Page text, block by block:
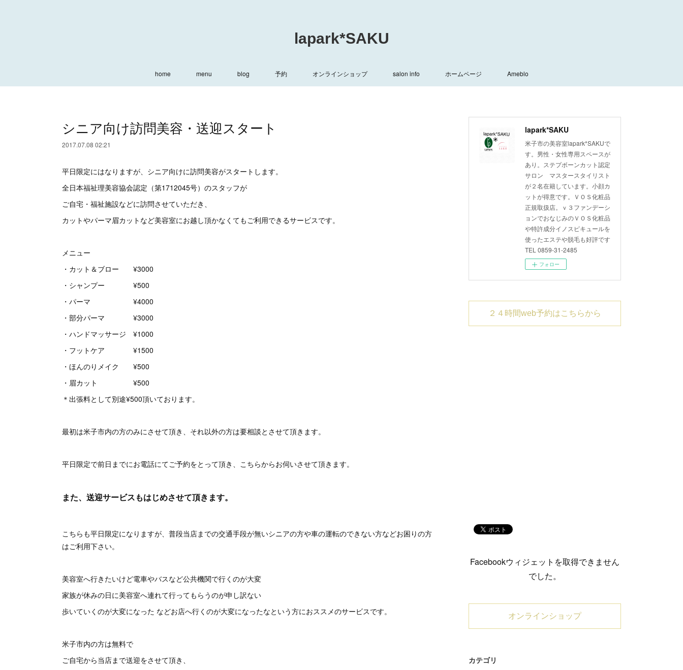
lapark*SAKU
home menu blog 予約 オンラインショップ salon info ホームページ Ameblo
シニア向け訪問美容・送迎スタート
2017.07.08 02:21
平日限定にはなりますが、シニア向けに訪問美容がスタートします。
全日本福祉理美容協会認定（第1712045号）のスタッフが
ご自宅・福祉施設などに訪問させていただき、
カットやパーマ眉カットなど美容室にお越し頂かなくてもご利用できるサービスです。
メニュー
・カット＆ブロー ¥3000
・シャンプー ¥500
・パーマ ¥4000
・部分パーマ ¥3000
・ハンドマッサージ ¥1000
・フットケア ¥1500
・ほんのりメイク ¥500
・眉カット ¥500
＊出張料として別途¥500頂いております。
最初は米子市内の方のみにさせて頂き、それ以外の方は要相談とさせて頂きます。
平日限定で前日までにお電話にてご予約をとって頂き、こちらからお伺いさせて頂きます。
また、送迎サービスもはじめさせて頂きます。
こちらも平日限定になりますが、普段当店までの交通手段が無いシニアの方や車の運転のできない方などお困りの方
はご利用下さい。
美容室へ行きたいけど電車やバスなど公共機関で行くのが大変
家族が休みの日に美容室へ連れて行ってもらうのが申し訳ない
歩いていくのが大変になった などお店へ行くのが大変になったなという方におススメのサービスです。
米子市内の方は無料で
ご自宅から当店まで送迎をさせて頂き、
lapark*SAKU
米子市の美容室lapark*SAKUで
す。男性・女性専用スペースが
あり。ステプボーンカット認定
サロン マスタースタイリスト
が２名在籍しています。小顔カ
ットが得意です。ＶＯＳ化粧品
正規取扱店。ｖ３ファンデーシ
ョンでおなじみのＶＯＳ化粧品
や特許成分イノスピキュールを
使ったエステや脱毛も好評です
TEL 0859-31-2485
フォロー
２４時間web予約はこちらから
Facebookウィジェットを取得できません
でした。
オンラインショップ
カテゴリ